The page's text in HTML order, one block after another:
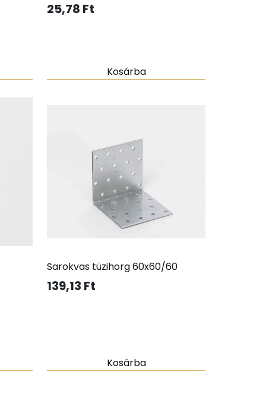
25,78 Ft
Kosárba
Sarokvas tüzihorg 60x60/60
139,13 Ft
Kosárba